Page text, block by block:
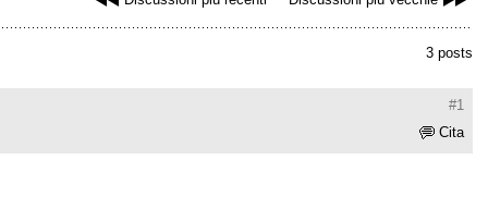
3 posts
#1
Cita